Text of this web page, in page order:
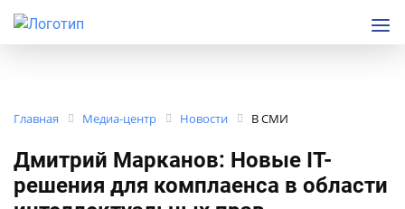
Главная Медиа-центр Новости В СМИ
Дмитрий Марканов: Новые IT-
решения для комплаенса в области